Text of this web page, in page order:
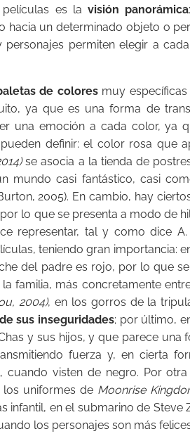
películas es lavisión panorámica
hacia un determinado objeto o
permiten elegir a
de coloresmuy específicas
ya que es una forma de
una emoción a cada color, ya
definir: el color rosa que
se asocia a la tienda de
mundo casi fantástico, casi
2005). En cambio, hay
lo que se presenta a modo de
representar, tal y como dice A.
teniendo gran importancia:
del padre es rojo, por lo que
familia, más concretamente
2004), en los gorros de la
sus inseguridades; por último,
y sus hijos, y que parece una
fuerza y, en cierta
cuando visten de negro. Por
uniformes de Moonrise
infantil, en el submarino de Steve
los personajes son más